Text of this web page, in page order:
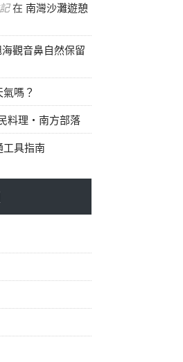
在 南灣沙灘遊憩
觀音鼻自然保留
嗎？
料理・南方部落
工具指南